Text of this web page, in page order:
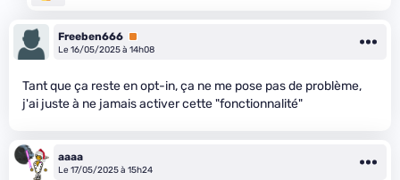
Freeben666 Premium
Le 16/05/2025 à 14h08
Tant que ça reste en opt-in, ça ne me pose pas de problème,
j'ai juste à ne jamais activer cette "fonctionnalité"
aaaa
Le 17/05/2025 à 15h24